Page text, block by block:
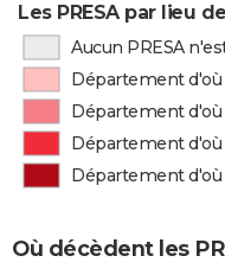
Les PRESA par lieu
Aucun PRESA
Département d'où
Département d'où
Département
Département
Où décèdent les